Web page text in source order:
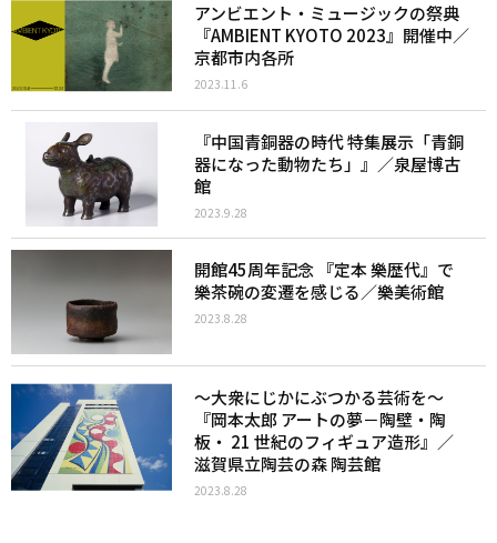
アンビエント・ミュージックの祭典
『AMBIENT KYOTO 2023』開催中／
京都市内各所
2023.11.6
『中国青銅器の時代 特集展示「青銅
器になった動物たち」』／泉屋博古
館
2023.9.28
開館45周年記念 『定本 樂歴代』で
樂茶碗の変遷を感じる／樂美術館
2023.8.28
〜大衆にじかにぶつかる芸術を〜
『岡本太郎 アートの夢－陶壁・陶
板・ 21 世紀のフィギュア造形』／
滋賀県立陶芸の森 陶芸館
2023.8.28